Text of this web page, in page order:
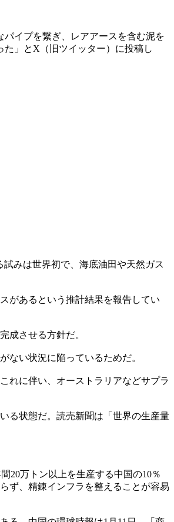
イプを繋ぎ、レアアースを含む泥を
」とX（旧ツイッター）に投稿し
みは世界初で、海底油田や天然ガス
があるという推計結果を報告してい
成させる方針だ。
ない状況に陥っているためだ。
れに伴い、オーストラリアなどサプラ
る状態だ。読売新聞は「世界の生産量
20万トン以上を生産する中国の10％
ず、精錬インフラを整えることが容易